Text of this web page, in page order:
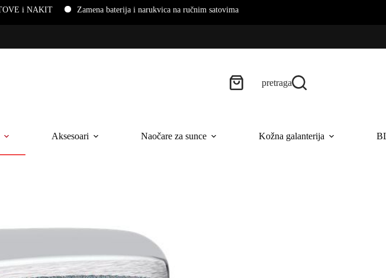
Zamena baterija i narukvica na ručnim satovima
pretraga
Aksesoari Naočare za sunce Kožna galanterija